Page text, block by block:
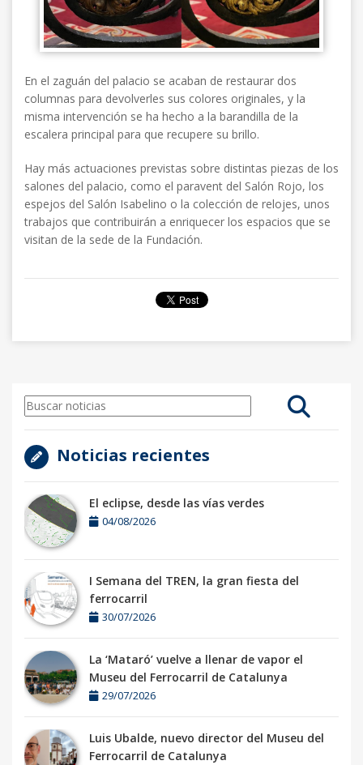
En el zaguán del palacio se acaban de restaurar dos
columnas para devolverles sus colores originales, y la
misma intervención se ha hecho a la barandilla de la
escalera principal para que recupere su brillo.
Hay más actuaciones previstas sobre distintas piezas de los
salones del palacio, como el paravent del Salón Rojo, los
espejos del Salón Isabelino o la colección de relojes, unos
trabajos que contribuirán a enriquecer los espacios que se
visitan de la sede de la Fundación.
Noticias recientes
El eclipse, desde las vías verdes
04/08/2026
I Semana del TREN, la gran fiesta del
ferrocarril
30/07/2026
La ‘Mataró’ vuelve a llenar de vapor el
Museu del Ferrocarril de Catalunya
29/07/2026
Luis Ubalde, nuevo director del Museu del
Ferrocarril de Catalunya